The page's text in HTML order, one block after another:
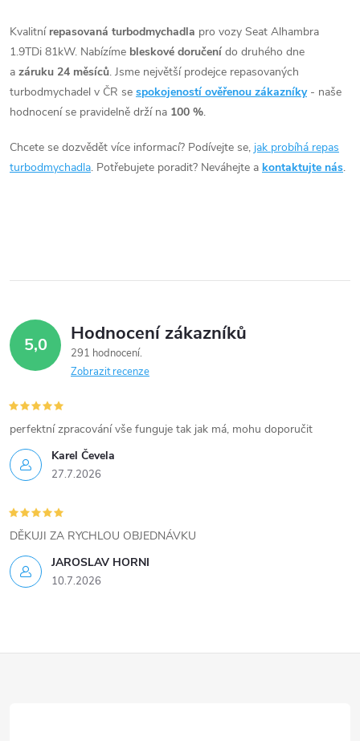
ů
ů
v
l
á
a
v
k
v
ý
p
i
s
u
Kvalitní repasovaná turbodmychadla pro vozy Seat Alhambra
1.9TDi 81kW. Nabízíme bleskové doručení do druhého dne
a záruku 24 měsíců. Jsme největší prodejce repasovaných
turbodmychadel v ČR se spokojeností ověřenou zákazníky - naše
hodnocení se pravidelně drží na 100 %.
Chcete se dozvědět více informací? Podívejte se, jak probíhá repas
turbodmychadla. Potřebujete poradit? Neváhejte a kontaktujte nás.
5,0 Hodnocení zákazníků
291 hodnocení
Zobrazit recenze
Karel Čevela
27.7.2026
perfektní zpracování vše funguje tak jak má, mohu doporučit
JAROSLAV HORNI
10.7.2026
DĚKUJI ZA RYCHLOU OBJEDNÁVKU